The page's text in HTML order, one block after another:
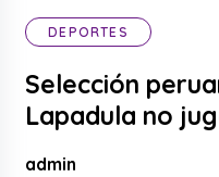
DEPORTES
Selección
Lapadula no
admin